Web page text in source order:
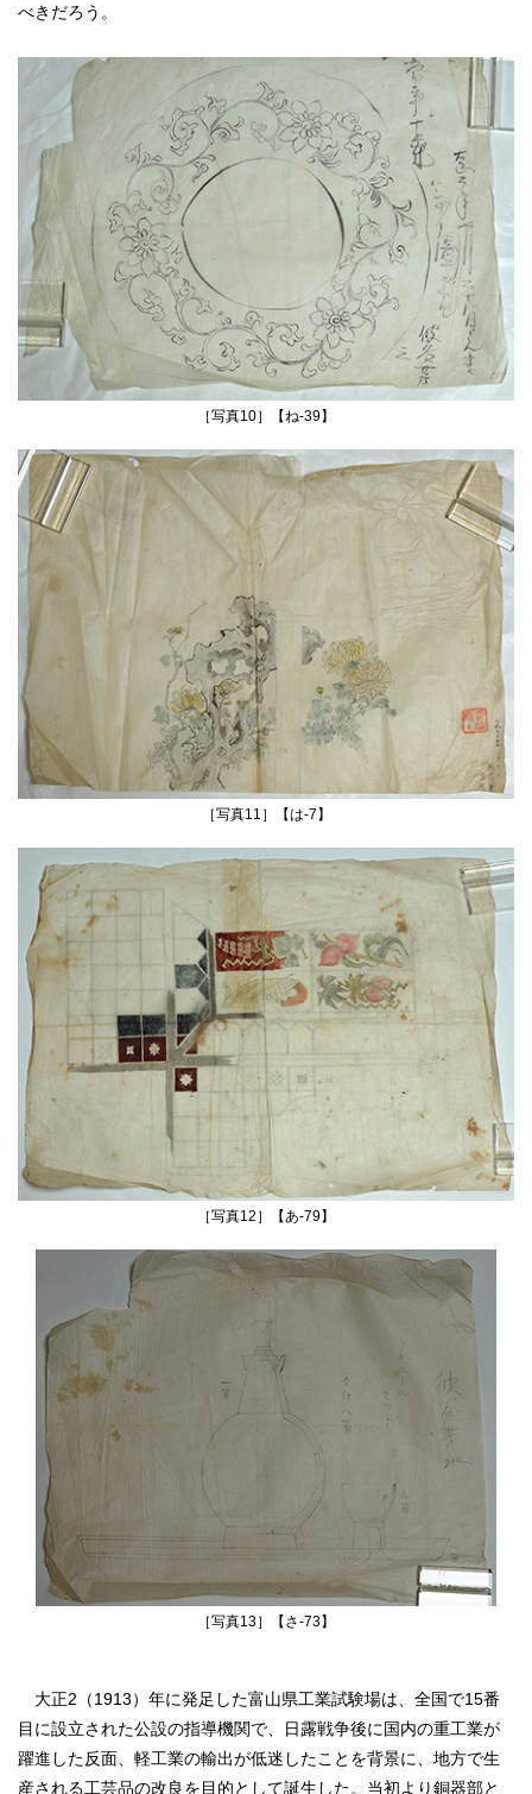
べきだろう。
［写真10］【ね‐39】
［写真11］【は‐7】
［写真12］【あ‐79】
［写真13］【さ‐73】
大正2（1913）年に発足した富山県工業試験場は、全国で15番
目に設立された公設の指導機関で、日露戦争後に国内の重工業が
躍進した反面、軽工業の輸出が低迷したことを背景に、地方で生
産される工芸品の改良を目的として誕生した。当初より銅器部と